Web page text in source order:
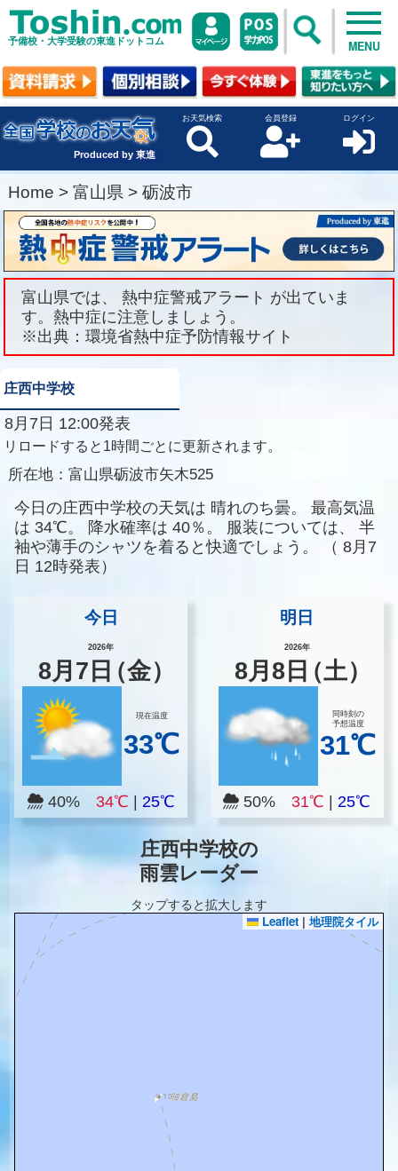
予備校・大学受験の東進ドットコム MENU
Produced by 東進
お天気検索 会員登録 ログイン
Home > 富山県 > 砺波市
富山県では、 熱中症警戒アラート が出ていま
す。熱中症に注意しましょう。
※出典：環境省熱中症予防情報サイト
庄西中学校
8月7日 12:00発表
リロードすると1時間ごとに更新されます。
所在地： 富山県砺波市矢木525
今日の庄西中学校の天気は 晴れのち曇。
最高気温
は 34℃。 降水確率は 40％。 服装については、
半
袖や薄手のシャツを着ると快適でしょう。
（ 8月7
日 12時発表）
今日
2026年
8月 7 日（金）
現在温度
33℃
40% 34℃ 25℃
明日
2026年
8月8 日（土）
同時刻の
予想温度
31℃
50%31℃ 25℃
庄西中学校の
雨雲レーダー
タップすると拡大します
Leaflet | 地理院タイル